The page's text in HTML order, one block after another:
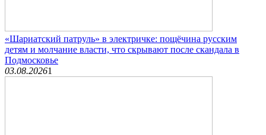
«Шариатский патруль» в электричке: пощёчина русским
детям и молчание власти, что скрывают после скандала в
Подмосковье
03.08.20261